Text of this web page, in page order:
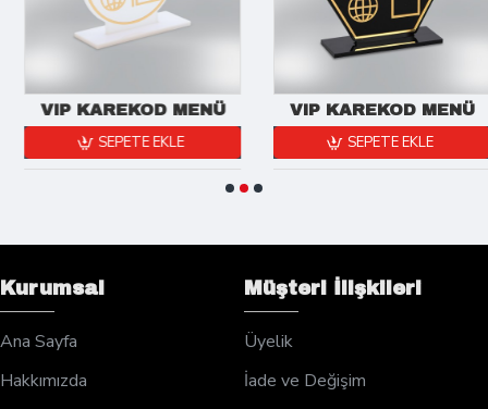
VIP KAREKOD MENÜ
SEPETE EKLE
VIP KAREKOD MENÜ
SEPETE EKLE
Kurumsal
Ana Sayfa
Hakkımızda
Müşteri İlişkileri
Üyelik
İade ve Değişim